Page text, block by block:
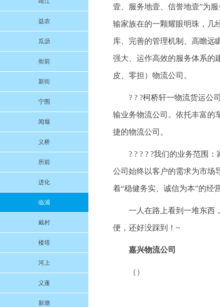
益农
瓜沥
衙前
新街
宁围
闻堰
义桥
所前
进化
临浦
戴村
楼塔
河上
义蓬
新塘
壹、服务地壹、信誉地壹”为
输家族在的一颗耀眼明珠，几
库、完善的管理机制、高瞻远
强大、运作高效的服务体系的
皮、零担）物流公司。
? ? ?柯桥轩一物流货运公
输业务物流公司。依托丰富的
捷的物流公司。
? ? ? ? ?我们的业务范围
公司始终以客户的需求为市场
着“稳健务实、诚信为本”的经
一人在路上看到一堆东西
便，还好没踩到！~
嘉兴物流公司
（）